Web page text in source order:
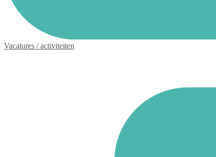
Vacatures / activiteiten